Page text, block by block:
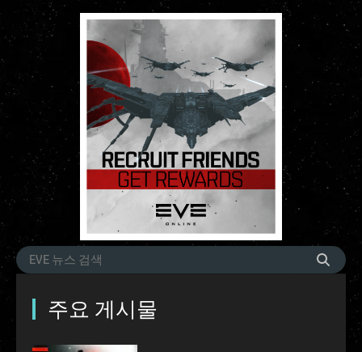
주요 게시물